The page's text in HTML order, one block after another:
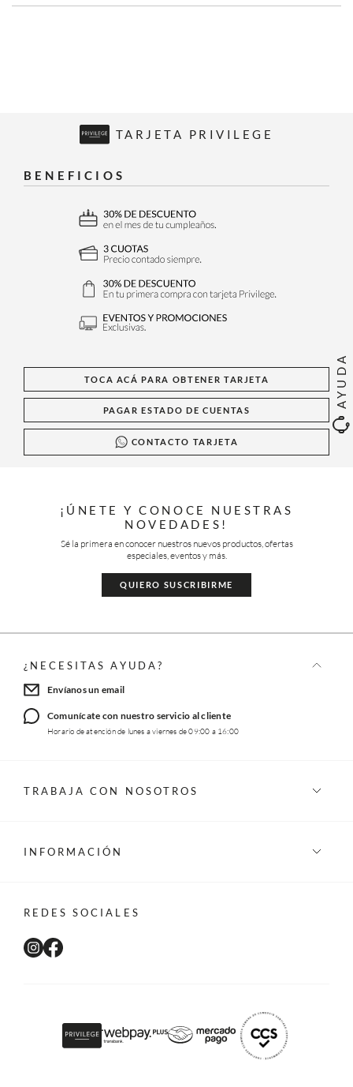
AYUDA
TARJETA PRIVILEGE
BENEFICIOS
TOCA ACÁ PARA OBTENER TARJETA
PAGAR ESTADO DE CUENTAS
CONTACTO TARJETA
¡ÚNETE Y CONOCE NUESTRAS
NOVEDADES!
Sé la primera en conocer nuestros nuevos productos, ofertas
especiales, eventos y más.
QUIERO SUSCRIBIRME
¿NECESITAS AYUDA?
Envíanos un email
Comunícate con nuestro servicio al cliente
Horario de atención de lunes a viernes de 09:00 a 16:00
TRABAJA CON NOSOTROS
INFORMACIÓN
REDES SOCIALES